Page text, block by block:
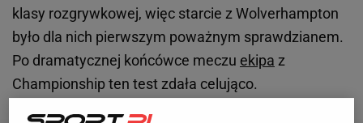
klasy rozgrywkowej, więc starcie z Wolverhampton
było dla nich pierwszym poważnym sprawdzianem.
Po dramatycznej końcówce meczu ekipa z
Championship ten test zdała celująco.